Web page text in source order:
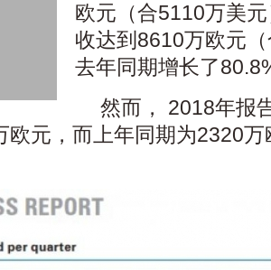
欧元（合5110万美
收达到8610万欧元
去年同期增长了
然而， 2018年报
欧元，而上年同期为2320万